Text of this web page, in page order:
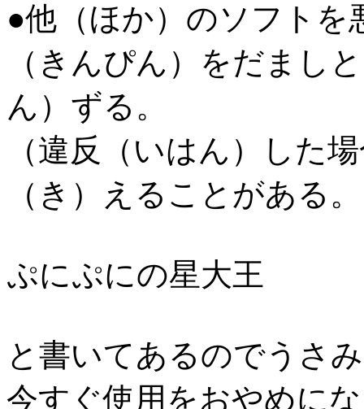
●他（ほか）のソフトを
（きんぴん）をだまし
ん）ずる。
（違反（いはん）した
（き）えることがある
ぷにぷにの星大王
と書いてあるのでうさ
今すぐ使用をおやめに